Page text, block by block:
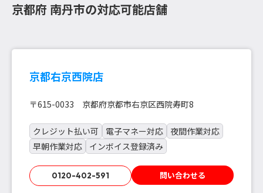
京都府 南丹市の対応可能店舗
京都右京西院店
〒615-0033 京都府京都市右京区西院寿町8
クレジット払い可 電子マネー対応
夜間作業対応
早朝作業対応
インボイス登録済み
0120-402-591 問い合わせる